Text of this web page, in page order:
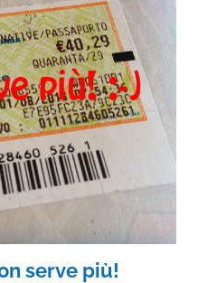
serve più!